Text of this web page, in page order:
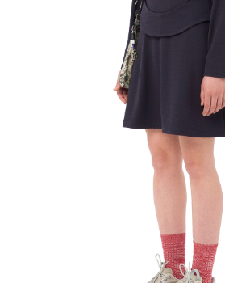
Платье фиолетово-синего оттенка с
ARCUATE POLO DRESS